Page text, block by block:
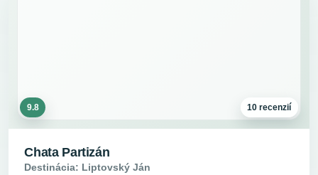
9.8 10 recenzií
Chata Partizán
Destinácia: Liptovský Ján